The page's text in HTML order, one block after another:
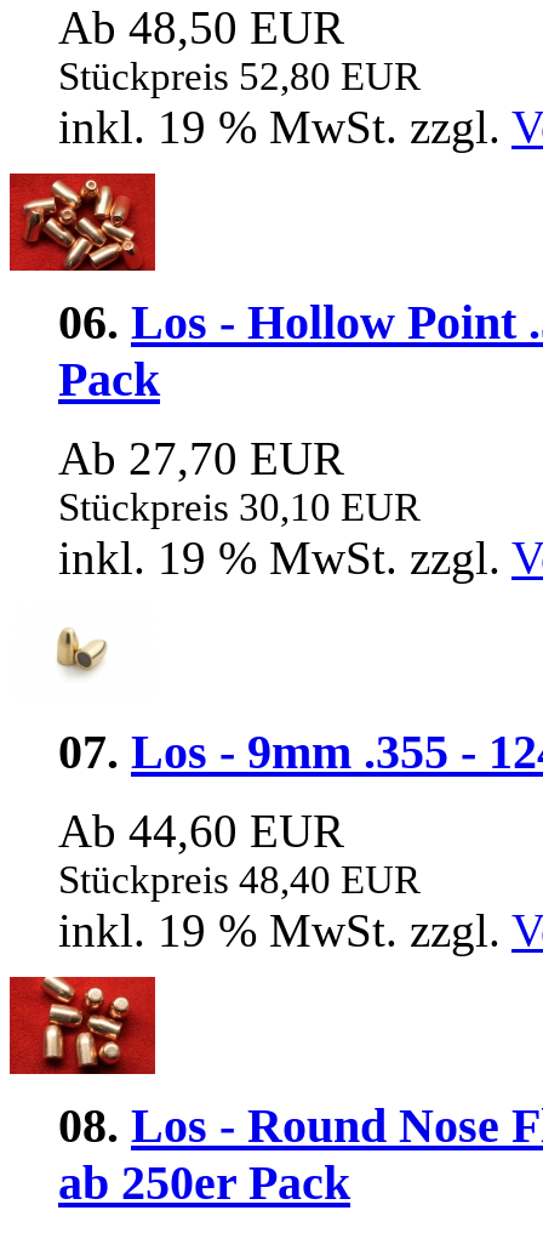
Ab 48,50 EUR
Stückpreis 52,80 EUR
inkl. 19 % MwSt. zzgl.
06. Los - Hollow Point
Pack
Ab 27,70 EUR
Stückpreis 30,10 EUR
inkl. 19 % MwSt. zzgl.
07. Los - 9mm .355 -
Ab 44,60 EUR
Stückpreis 48,40 EUR
inkl. 19 % MwSt. zzgl.
08. Los - Round Nose
ab 250er Pack